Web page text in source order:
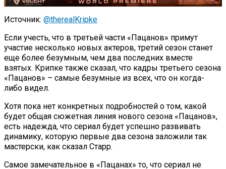
Источник: @therealKripke
Если учесть, что в третьей части «Пацанов» примут
участие несколько новых актеров, третий сезон станет
еще более безумным, чем два последних вместе
взятых. Крипке также сказал, что кадры третьего сезона
«Пацанов» – самые безумные из всех, что он когда-
либо видел.
Хотя пока нет конкретных подробностей о том, какой
будет общая сюжетная линия нового сезона «Пацанов»,
есть надежда, что сериал будет успешно развивать
динамику, которую первые два сезона заложили так
мастерски, как сказал Старр.
Самое замечательное в «Пацанах» то, что сериал не